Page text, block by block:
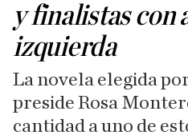
y finalistas con
izquierda
La novela elegida
preside Rosa
cantidad a uno de